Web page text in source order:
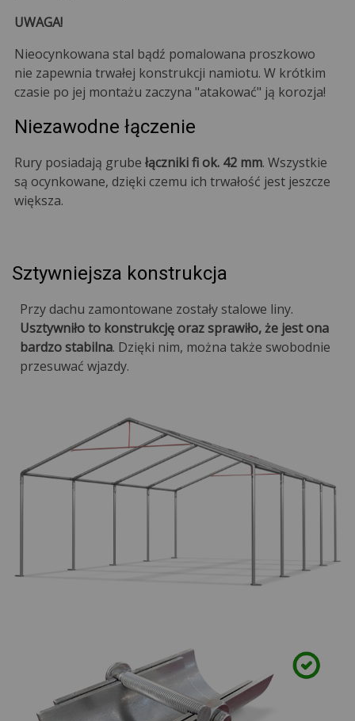
UWAGA!
Nieocynkowana stal bądź pomalowana proszkowo
nie zapewnia trwałej konstrukcji namiotu. W krótkim
czasie po jej montażu zaczyna "atakować" ją korozja!
Niezawodne łączenie
Rury posiadają grube łączniki fi ok. 42 mm. Wszystkie
są ocynkowane, dzięki czemu ich trwałość jest jeszcze
większa.
Sztywniejsza konstrukcja
Przy dachu zamontowane zostały stalowe liny.
Usztywniło to konstrukcję oraz sprawiło, że jest ona
bardzo stabilna. Dzięki nim, można także swobodnie
przesuwać wjazdy.